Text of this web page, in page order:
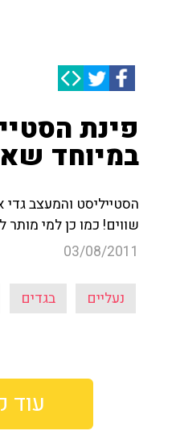
פינת
במיוחד
הסטייליסט והמעצב
שווים! כמו כן למי
03/08/2011
נעליים בגדים
עוד